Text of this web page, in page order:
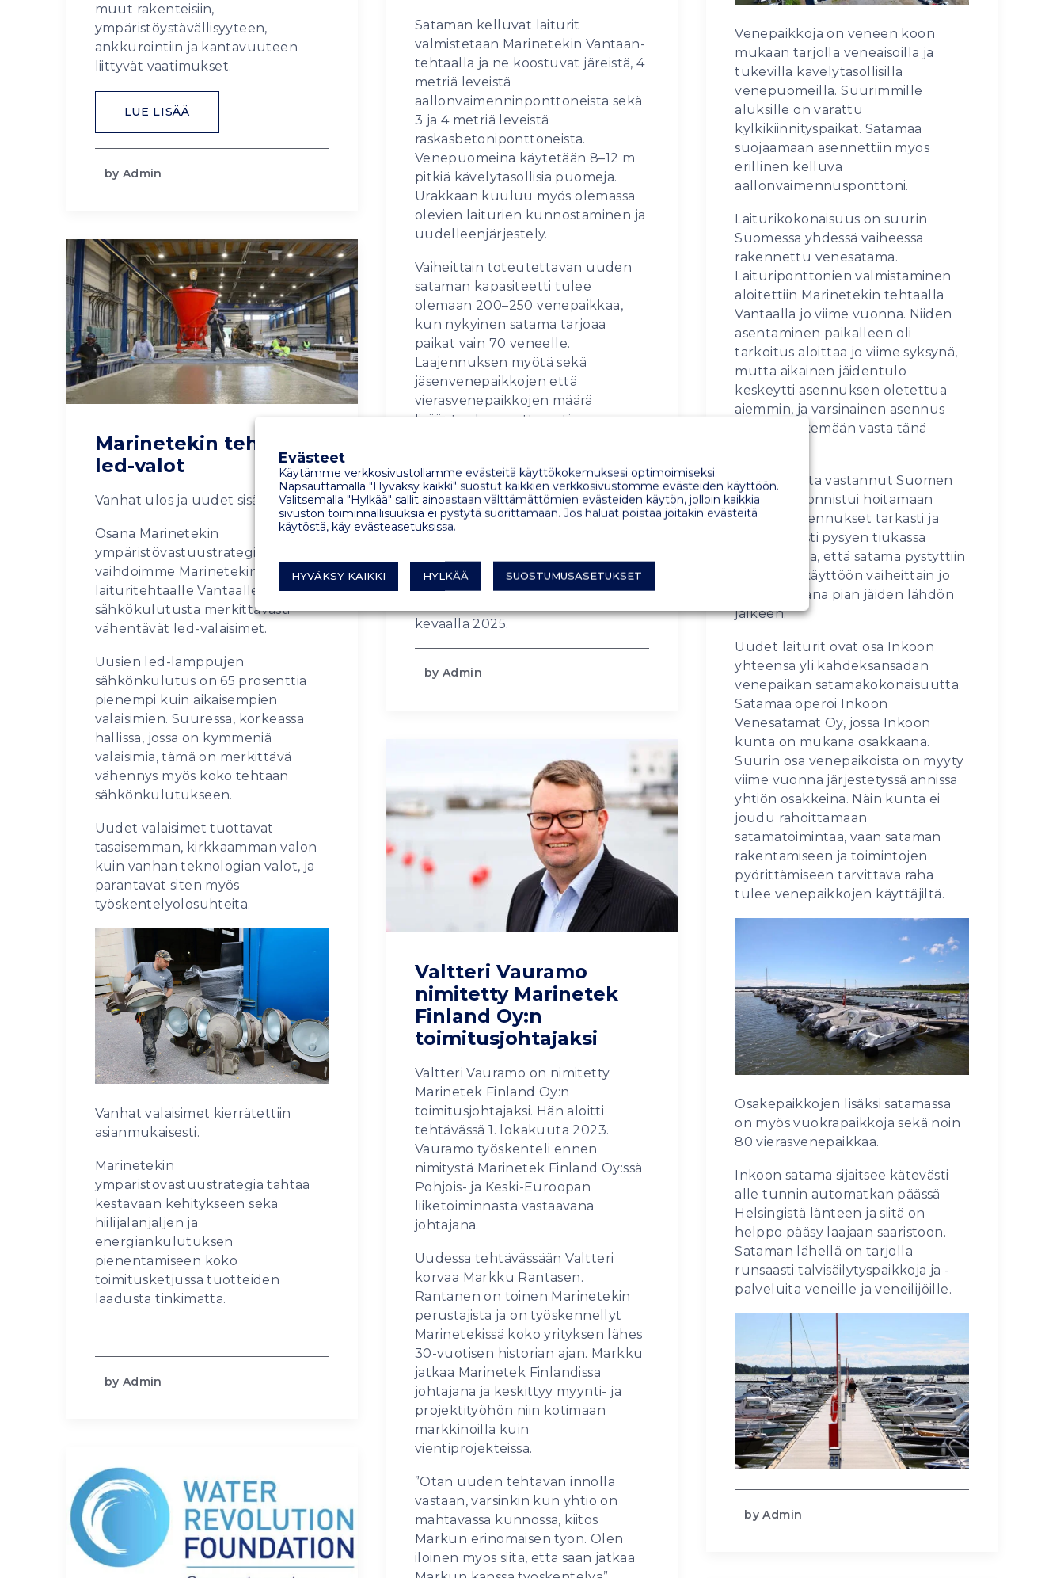
muut rakenteisiin,
ympäristöystävällisyyteen,
ankkurointiin ja kantavuuteen
liittyvät vaatimukset.
LUE LISÄÄ
by Admin
Sataman kelluvat laiturit
valmistetaan Marinetekin Vantaan-
tehtaalla ja ne koostuvat järeistä, 4
metriä leveistä
aallonvaimenninponttoneista sekä
3 ja 4 metriä leveistä
raskasbetoniponttoneista.
Venepuomeina käytetään 8–12 m
pitkiä kävelytasollisia puomeja.
Urakkaan kuuluu myös olemassa
olevien laiturien kunnostaminen ja
uudelleenjärjestely.
Vaiheittain toteutettavan uuden
sataman kapasiteetti tulee
olemaan 200–250 venepaikkaa,
kun nykyinen satama tarjoaa
paikat vain 70 veneelle.
Laajennuksen myötä sekä
jäsenvenepaikkojen että
vierasvenepaikkojen määrä
lisääntyy huomattavasti.
aloitettu purkamalla vanhat
laiturit ja uusien laitureiden
asentaminen on parhaillaan
käynnissä. Asennustyö jatkuu
jäiden lähdettyä keväällä. Uuden
keväällä 2025.
by Admin
Venepaikkoja on veneen koon
mukaan tarjolla veneaisoilla ja
tukevilla kävelytasollisilla
venepuomeilla. Suurimmille
aluksille on varattu
kylkikiinnityspaikat. Satamaa
suojaamaan asennettiin myös
erillinen kelluva
aallonvaimennusponttoni.
Laiturikokonaisuus on suurin
Suomessa yhdessä vaiheessa
rakennettu venesatama.
Laituriponttonien valmistaminen
aloitettiin Marinetekin tehtaalla
Vantaalla jo viime vuonna. Niiden
asentaminen paikalleen oli
tarkoitus aloittaa jo viime syksynä,
mutta aikainen jäidentulo
keskeytti asennuksen oletettua
aiemmin, ja varsinainen asennus
päästiin tekemään vasta tänä
Asennuksista vastannut Suomen
Vesityö Oy onnistui hoitamaan
laiturien asennukset tarkasti ja
laadukkaasti pysyen tiukassa
aikataulussa, että satama pystyttiin
ottamaan käyttöön vaiheittain jo
kevään aikana pian jäiden lähdön
jälkeen.
Uudet laiturit ovat osa Inkoon
yhteensä yli kahdeksansadan
venepaikan satamakokonaisuutta.
Satamaa operoi Inkoon
Venesatamat Oy, jossa Inkoon
kunta on mukana osakkaana.
Suurin osa venepaikoista on myyty
viime vuonna järjestetyssä annissa
yhtiön osakkeina. Näin kunta ei
joudu rahoittamaan
satamatoimintaa, vaan sataman
rakentamiseen ja toimintojen
pyörittämiseen tarvittava raha
tulee venepaikkojen käyttäjiltä.
Osakepaikkojen lisäksi satamassa
on myös vuokrapaikkoja sekä noin
80 vierasvenepaikkaa.
Inkoon satama sijaitsee kätevästi
alle tunnin automatkan päässä
Helsingistä länteen ja siitä on
helppo pääsy laajaan saaristoon.
Sataman lähellä on tarjolla
runsaasti talvisäilytyspaikkoja ja -
palveluita veneille ja veneilijöille.
by Admin
Marinetekin tehtaalle
led-valot
Vanhat ulos ja uudet sisään!
Osana Marinetekin
ympäristövastuustrategiaa
vaihdoimme Marinetekin
laituritehtaalle Vantaalle
sähkökulutusta merkittävästi
vähentävät led-valaisimet.
Uusien led-lamppujen
sähkönkulutus on 65 prosenttia
pienempi kuin aikaisempien
valaisimien. Suuressa, korkeassa
hallissa, jossa on kymmeniä
valaisimia, tämä on merkittävä
vähennys myös koko tehtaan
sähkönkulutukseen.
Uudet valaisimet tuottavat
tasaisemman, kirkkaamman valon
kuin vanhan teknologian valot, ja
parantavat siten myös
työskentelyolosuhteita.
Vanhat valaisimet kierrätettiin
asianmukaisesti.
Marinetekin
ympäristövastuustrategia tähtää
kestävään kehitykseen sekä
hiilijalanjäljen ja
energiankulutuksen
pienentämiseen koko
toimitusketjussa tuotteiden
laadusta tinkimättä.
by Admin
Valtteri Vauramo
nimitetty Marinetek
Finland Oy:n
toimitusjohtajaksi
Valtteri Vauramo on nimitetty
Marinetek Finland Oy:n
toimitusjohtajaksi. Hän aloitti
tehtävässä 1. lokakuuta 2023.
Vauramo työskenteli ennen
nimitystä Marinetek Finland Oy:ssä
Pohjois- ja Keski-Euroopan
liiketoiminnasta vastaavana
johtajana.
Uudessa tehtävässään Valtteri
korvaa Markku Rantasen.
Rantanen on toinen Marinetekin
perustajista ja on työskennellyt
Marinetekissä koko yrityksen lähes
30-vuotisen historian ajan. Markku
jatkaa Marinetek Finlandissa
johtajana ja keskittyy myynti- ja
projektityöhön niin kotimaan
markkinoilla kuin
vientiprojekteissa.
”Otan uuden tehtävän innolla
vastaan, varsinkin kun yhtiö on
mahtavassa kunnossa, kiitos
Markun erinomaisen työn. Olen
iloinen myös siitä, että saan jatkaa
Evästeet
Käytämme verkkosivustollamme evästeitä käyttökokemuksesi optimoimiseksi.
Napsauttamalla "Hyväksy kaikki" suostut kaikkien verkkosivustomme evästeiden käyttöön.
Valitsemalla "Hylkää" sallit ainoastaan välttämättömien evästeiden käytön, jolloin kaikkia
sivuston toiminnallisuuksia ei pystytä suorittamaan. Jos haluat poistaa joitakin evästeitä
käytöstä, käy evästeasetuksissa.
HYVÄKSY KAIKKI HYLKÄÄ SUOSTUMUSASETUKSET